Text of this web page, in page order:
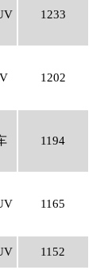
1233
1202
1194
1165
1152